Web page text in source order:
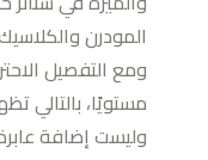
المودرن
ومع التفصيل
مستويًا، بالتالي
وليست إضافة